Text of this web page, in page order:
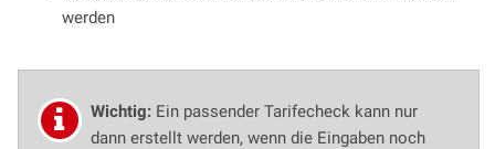
werden
Wichtig:Ein passender Tarifecheck kann nur
dann erstellt werden, wenn die Eingaben noch